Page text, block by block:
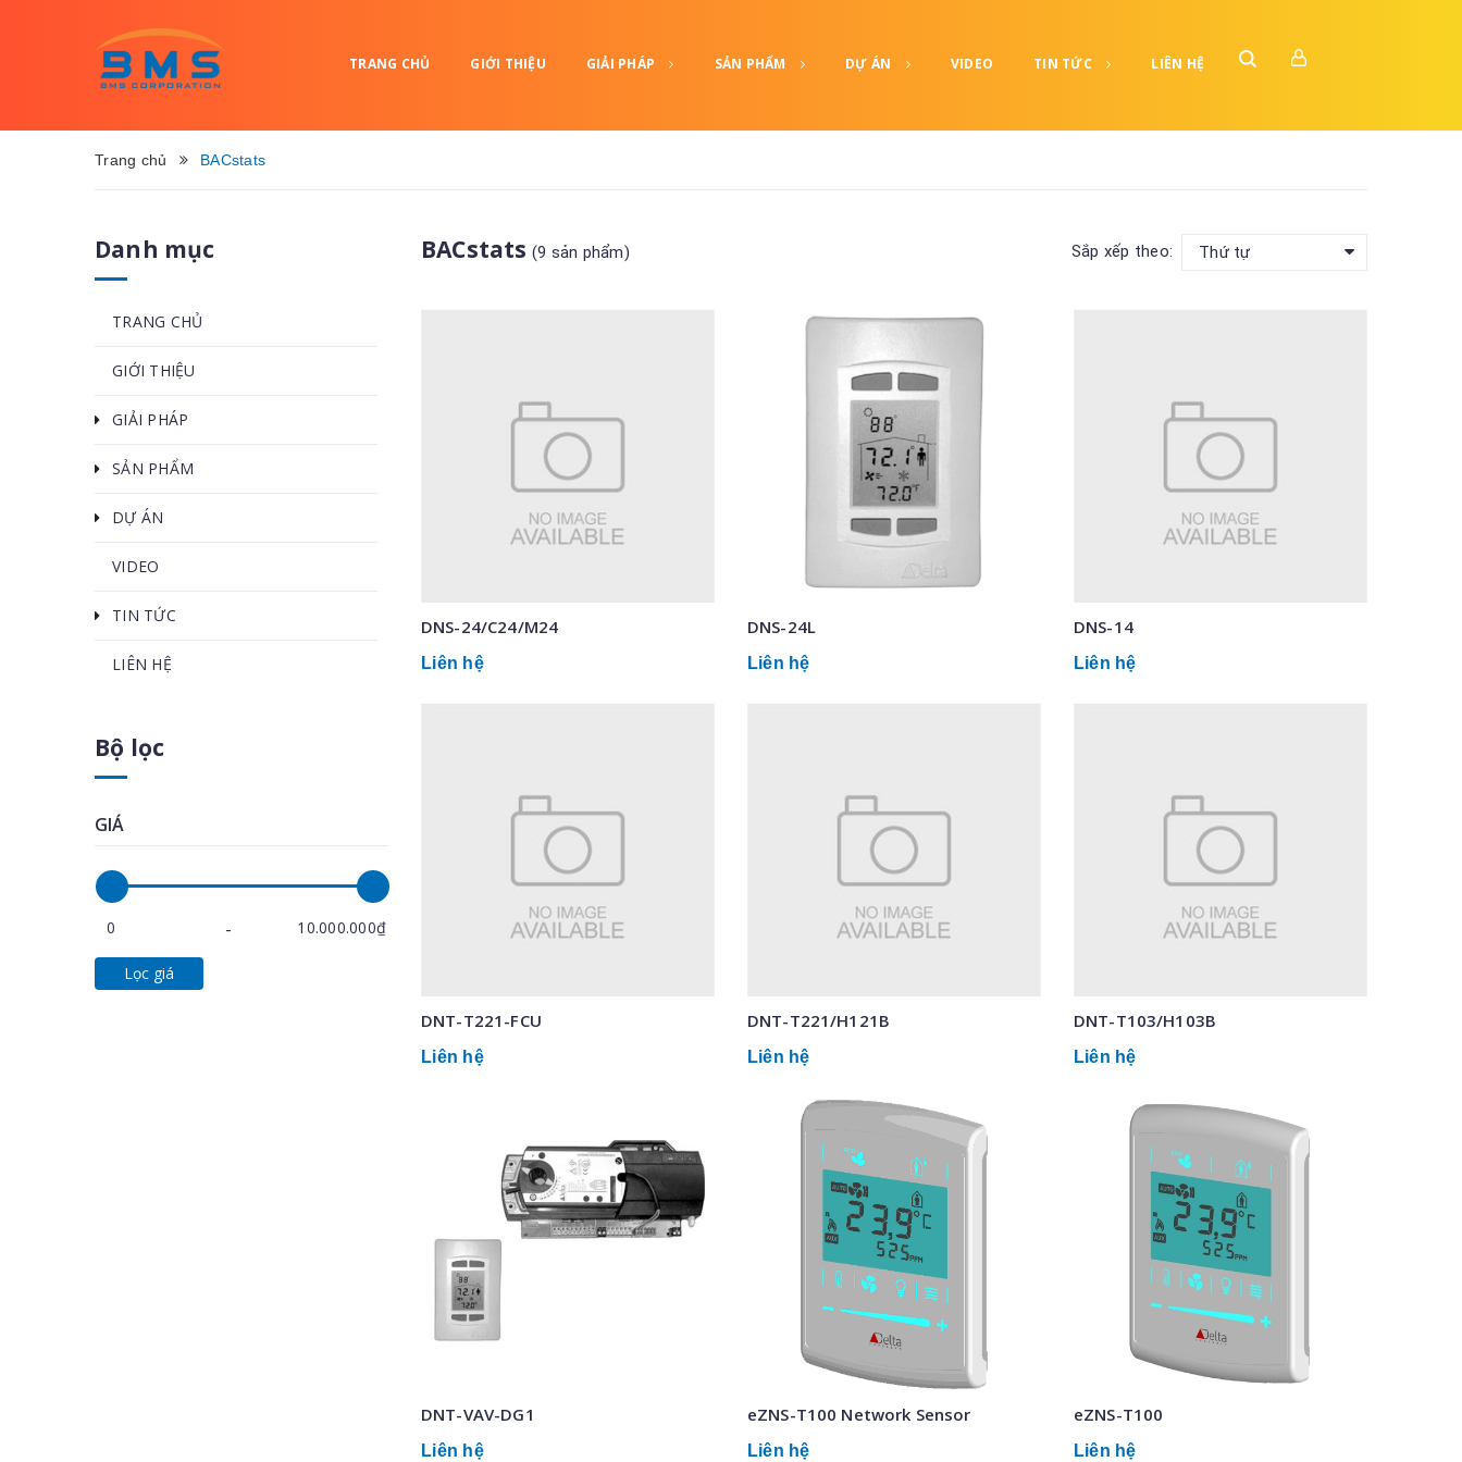
TRANG CHỦ GIỚI THIỆU GIẢI PHÁP SẢN PHẨM DỰ ÁN VIDEO TIN TỨC LIÊN HỆ
Trang chủ BACstats
BACstats (9 sản phẩm) Sắp xếp theo: Thứ tự
DNS-24/C24/M24
Liên hệ
DNS-24L
Liên hệ
DNS-14
Liên hệ
DNT-T221-FCU
Liên hệ
DNT-T221/H121B
Liên hệ
DNT-T103/H103B
Liên hệ
DNT-VAV-DG1
Liên hệ
eZNS-T100 Network Sensor
Liên hệ
eZNS-T100
Liên hệ
Danh mục
TRANG CHỦ
GIỚI THIỆU
GIẢI PHÁP
SẢN PHẨM
DỰ ÁN
VIDEO
TIN TỨC
LIÊN HỆ
Bộ lọc
GIÁ
Lọc giá